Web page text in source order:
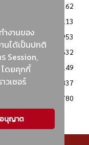
ำงานของ
นได้เป็นปกติ
Session,
ดยคุกกี้
วเซอร์
อนุญาต
2362
2113
1953
1632
1149
837
780